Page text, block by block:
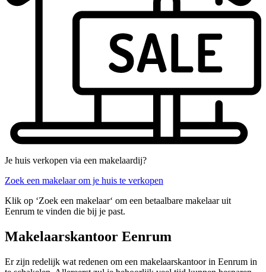
Je huis verkopen via een makelaardij?
Zoek een makelaar om je huis te verkopen
Klik op ‘Zoek een makelaar‘ om een betaalbare makelaar uit
Eenrum te vinden die bij je past.
Makelaarskantoor Eenrum
Er zijn redelijk wat redenen om een makelaarskantoor in Eenrum in